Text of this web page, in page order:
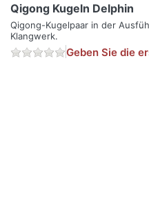
Qigong Kugeln Delphin
Qigong-Kugelpaar in der
Klangwerk.
Geben Sie die